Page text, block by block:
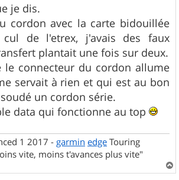
je dis.
cordon avec la carte bidouillée
de l'etrex, j'avais des faux
plantait une fois sur deux.
le connecteur du cordon allume
servait à rien et qui est au bon
un cordon série.
data qui fonctionne au top
1 2017 - garmin edge Touring
vite, moins t'avances plus vite"
a